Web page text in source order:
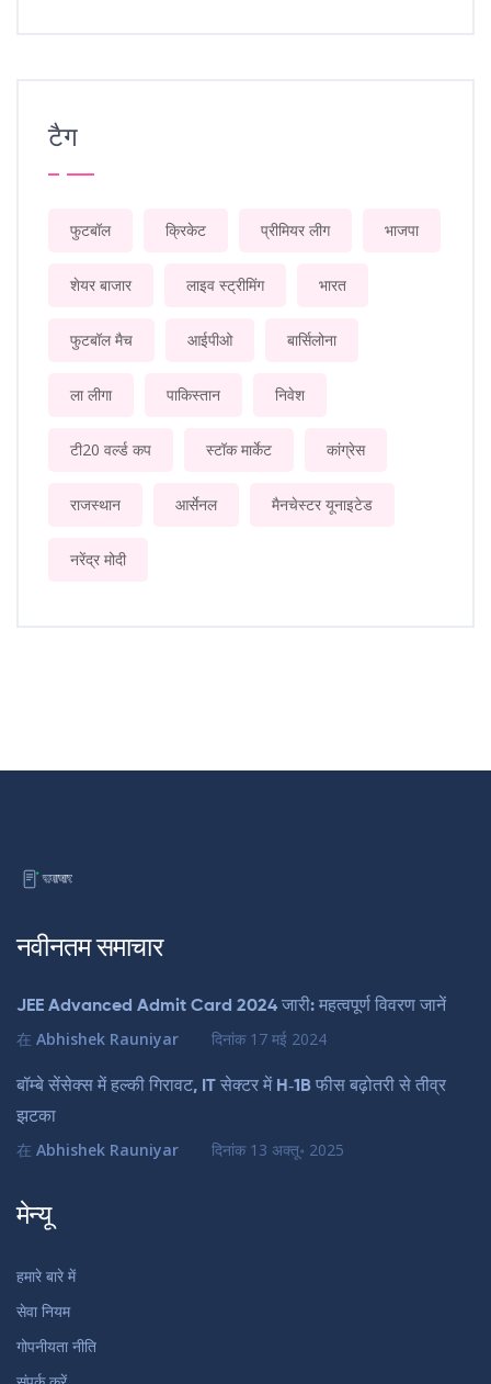
टैग
फुटबॉल क्रिकेट प्रीमियर लीग भाजपा
शेयर बाजार लाइव स्ट्रीमिंग भारत
फुटबॉल मैच आईपीओ बार्सिलोना
ला लीगा पाकिस्तान निवेश
टी20 वर्ल्ड कप स्टॉक मार्केट कांग्रेस
राजस्थान आर्सेनल मैनचेस्टर यूनाइटेड
नरेंद्र मोदी
नवीनतम समाचार
JEE Advanced Admit Card 2024 जारी: महत्वपूर्ण विवरण जानें
在 Abhishek Rauniyar दिनांक 17 मई 2024
बॉम्बे सेंसेक्स में हल्की गिरावट, IT सेक्टर में H‑1B फीस बढ़ोतरी से तीव्र
झटका
在 Abhishek Rauniyar दिनांक 13 अक्तू॰ 2025
मेन्यू
हमारे बारे में
सेवा नियम
गोपनीयता नीति